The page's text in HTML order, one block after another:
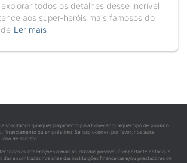
todos os detalhes desse incrível
aos super-heróis mais famosos do
Ler mais
solicitamos qualquer pagamento para fornecer qualquer tipo de produto
financiamento ou empréstimo. Se isso ocorrer, por favor, nos avise
de contato.
todas as informações o mais atualizadas possível. É importante notar que
das encontradas nos sites das instituições financeiras e/ou prestadores de